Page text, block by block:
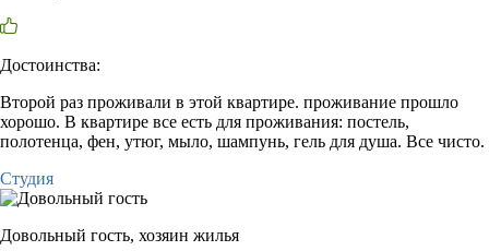
Достоинства:
Второй раз проживали в этой квартире. проживание прошло
хорошо. В квартире все есть для проживания: постель,
полотенца, фен, утюг, мыло, шампунь, гель для душа. Все чисто.
Студия
Довольный гость, хозяин жилья